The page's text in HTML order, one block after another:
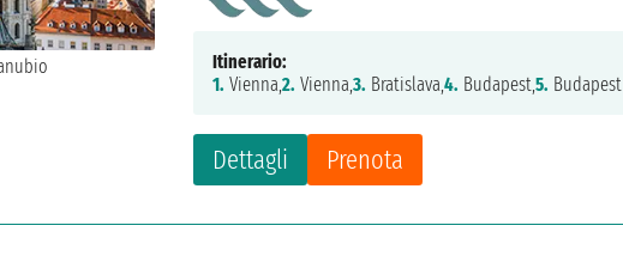
Dettagli Prenota
Itinerario:
1. Vienna,2. Vienna,3. Bratislava,4. Budapest,5. Budapest